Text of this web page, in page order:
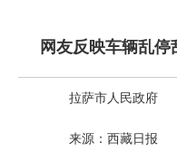
网友反映车辆乱停
拉萨市人民政府
来源：西藏日报